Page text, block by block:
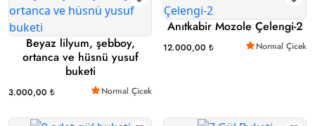
Beyaz lilyum, şebboy,
ortanca ve hüsnü yusuf
buketi
3.000,00 ₺ Normal Çicek
Anıtkabir Mozole Çelengi-2
12.000,00 ₺ Normal Çicek